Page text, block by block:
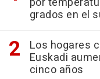
grados en el
Los hogares
Euskadi
cinco años